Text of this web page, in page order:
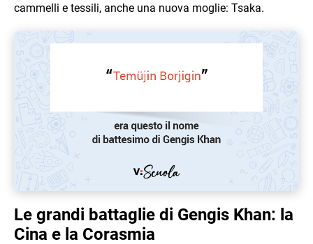
cammelli e tessili, anche una nuova moglie: Tsaka.
Le grandi battaglie di Gengis Khan: la
Cina e la Corasmia